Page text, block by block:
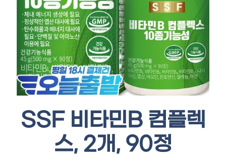
SSF 비타민B 컴플렉
스, 2개, 90정